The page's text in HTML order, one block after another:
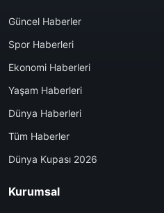
Güncel Haberler
Spor Haberleri
Ekonomi Haberleri
Yaşam Haberleri
Dünya Haberleri
Tüm Haberler
Dünya Kupası 2026
Kurumsal